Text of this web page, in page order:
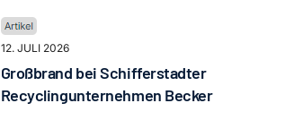
12. JULI 2026
Großbrand bei Schifferstadter
Recyclingunternehmen Becker